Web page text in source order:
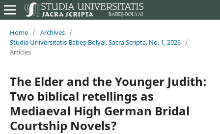
Home / Archives /
Studia Universitatis Babeș-Bolyai. Sacra Scripta, No. 1, 2026 /
Articles
The Elder and the Younger Judith:
Two biblical retellings as
Mediaeval High German Bridal
Courtship Novels?